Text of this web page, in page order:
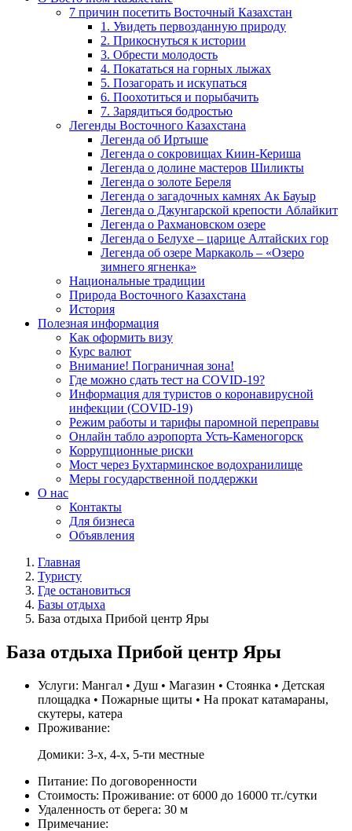
7 причин посетить Восточный Казахстан
1. Увидеть первозданную природу
2. Прикоснуться к истории
3. Обрести молодость
4. Покататься на горных лыжах
5. Позагорать и искупаться
6. Поохотиться и порыбачить
7. Зарядиться бодростью
Легенды Восточного Казахстана
Легенда об Иртыше
Легенда о сокровищах Киин-Кериша
Легенда о долине мастеров Шиликты
Легенда о золоте Береля
Легенда о загадочных камнях Ак Бауыр
Легенда о Джунгарской крепости Аблайкит
Легенда о Рахмановском озере
Легенда о Белухе – царице Алтайских гор
Легенда об озере Маркаколь – «Озеро
зимнего ягненка»
Национальные традиции
Природа Восточного Казахстана
История
Полезная информация
Как оформить визу
Курс валют
Внимание! Пограничная зона!
Где можно сдать тест на COVID-19?
Информация для туристов о коронавирусной
инфекции (COVID-19)
Режим работы и тарифы паромной переправы
Онлайн табло аэропорта Усть-Каменогорск
Коррупционные риски
Мост через Бухтарминское водохранилище
Меры государственной поддержки
О нас
Контакты
Для бизнеса
Объявления
Главная
Туристу
Где остановиться
Базы отдыха
База отдыха Прибой центр Яры
База отдыха Прибой центр Яры
Услуги: Мангал • Душ • Магазин • Стоянка • Детская
площадка • Пожарные щиты • На прокат катамараны,
скутеры, катера
Проживание:
Домики: 3-х, 4-х, 5-ти местные
Питание: По договоренности
Стоимость: Проживание: от 6000 до 16000 тг./сутки
Удаленность от берега: 30 м
Примечание: